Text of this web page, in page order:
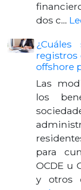
dos c…
registros
offshore
Las
los
para
OCDE u
y otros